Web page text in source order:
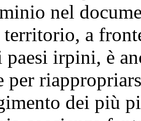
nel
territorio, a
irpini, è
per
dei più